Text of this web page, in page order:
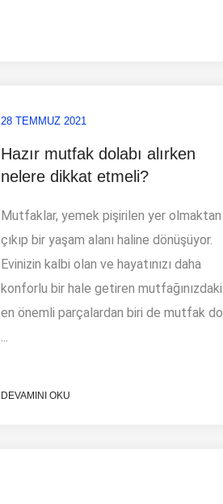
28 TEMMUZ 2021
Hazır mutfak dolabı alırken
nelere dikkat etmeli?
Mutfaklar, yemek pişirilen yer olmaktan
çıkıp bir yaşam alanı haline dönüşüyor.
Evinizin kalbi olan ve hayatınızı daha
konforlu bir hale getiren mutfağınızdaki
en önemli parçalardan biri de mutfak dol
...
DEVAMINI OKU